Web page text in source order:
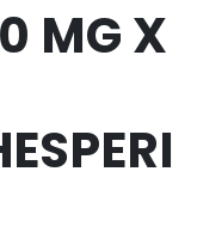
MG X